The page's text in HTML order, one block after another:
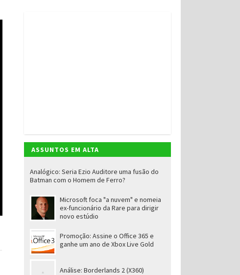
ASSUNTOS EM ALTA
Analógico: Seria Ezio Auditore uma fusão do
Batman com o Homem de Ferro?
Microsoft foca "a nuvem" e nomeia
ex-funcionário da Rare para dirigir
novo estúdio
Promoção: Assine o Office 365 e
ganhe um ano de Xbox Live Gold
Análise: Borderlands 2 (X360)